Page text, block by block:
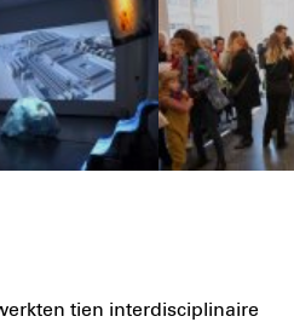
tien interdisciplinaire